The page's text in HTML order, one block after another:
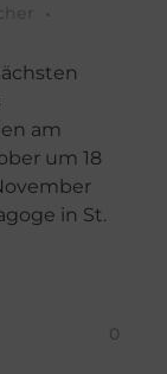
am
um 18
in St.
0